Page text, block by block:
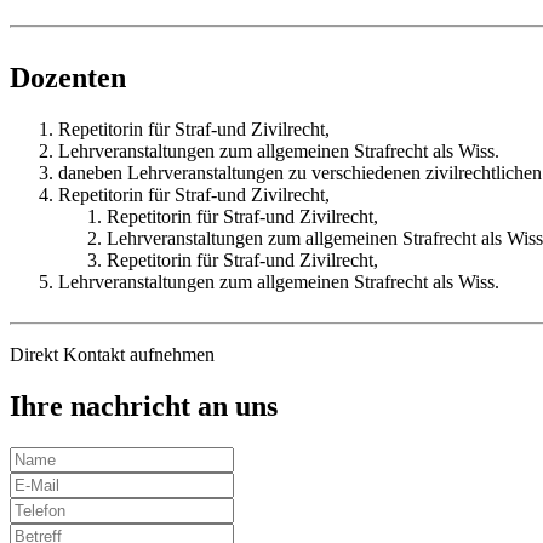
Dozenten
Repetitorin für Straf-und Zivilrecht,
Lehrveranstaltungen zum allgemeinen Strafrecht als Wiss.
daneben Lehrveranstaltungen zu verschiedenen
Repetitorin für Straf-und Zivilrecht,
Repetitorin für Straf-und Zivilrecht,
Lehrveranstaltungen zum allgemeinen Strafrecht als
Repetitorin für Straf-und Zivilrecht,
Lehrveranstaltungen zum allgemeinen Strafrecht als Wiss.
Direkt Kontakt aufnehmen
Ihre nachricht an uns